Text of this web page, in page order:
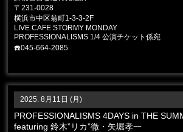
〒231-0028
横浜市中区翁町1-3-3-2F
LIVE CAFE STORMY MONDAY
PROFESSIONALISMS 1/4 公演チケット係宛
☎️045-664-2085
2025. 8月11日 (月)
PROFESSIONALISMS 4DAYS in THE
featuring 鈴木”リカ”徹・矢堀孝一